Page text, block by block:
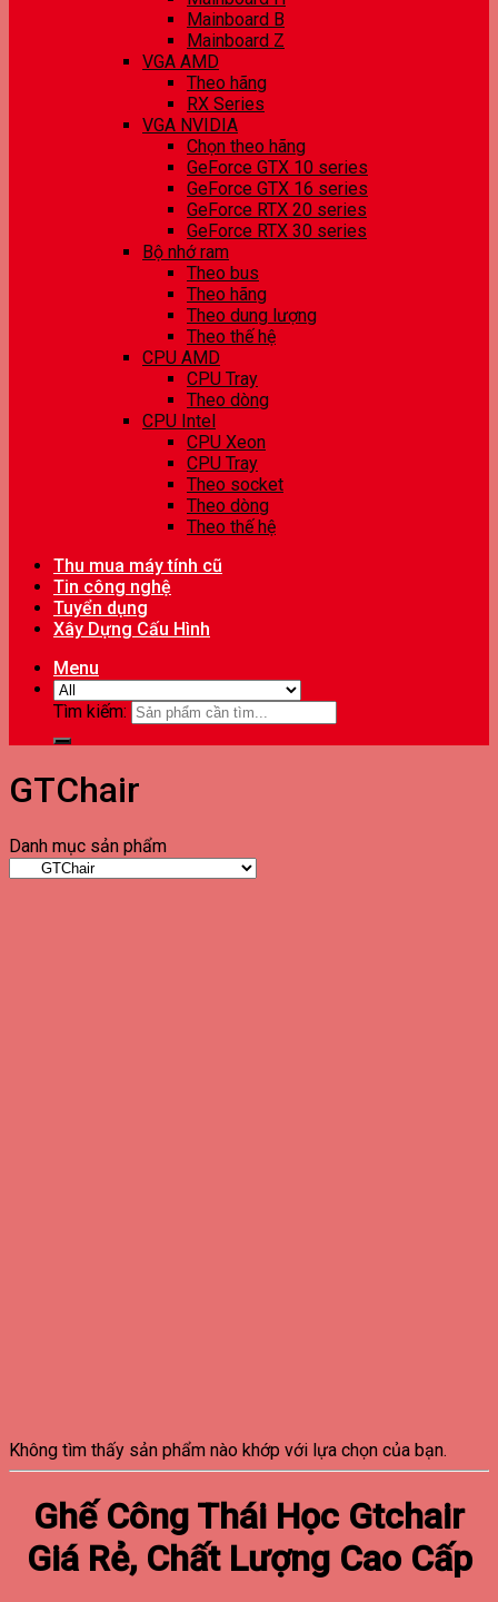
Mainboard B
Mainboard Z
VGA AMD
Theo hãng
RX Series
VGA NVIDIA
Chọn theo hãng
GeForce GTX 10 series
GeForce GTX 16 series
GeForce RTX 20 series
GeForce RTX 30 series
Bộ nhớ ram
Theo bus
Theo hãng
Theo dung lượng
Theo thế hệ
CPU AMD
CPU Tray
Theo dòng
CPU Intel
CPU Xeon
CPU Tray
Theo socket
Theo dòng
Theo thế hệ
Thu mua máy tính cũ
Tin công nghệ
Tuyển dụng
Xây Dựng Cấu Hình
Menu
Tìm kiếm:
GTChair
Danh mục sản phẩm
Không tìm thấy sản phẩm nào khớp với lựa chọn của bạn.
Ghế Công Thái Học Gtchair
Giá Rẻ, Chất Lượng Cao Cấp